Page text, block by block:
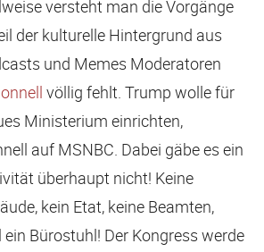
versteht man die Vorgänge
der kulturelle Hintergrund aus
und Memes Moderatoren
völlig fehlt. Trump wolle für
Ministerium einrichten,
auf MSNBC. Dabei gäbe es ein
überhaupt nicht! Keine
kein Etat, keine Beamten,
Bürostuhl! Der Kongress werde